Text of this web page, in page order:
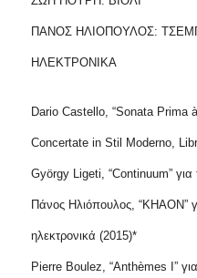
ΠΑΝΟΣ ΗΛΙΟΠΟΥΛΟΣ:
ΗΛΕΚΤΡΟΝΙΚΑ
Dario Castello, “Sonata Prima
Concertate in Stil Moderno,
György Ligeti, “Continuum”
Πάνος Ηλιόπουλος, “ΚΗΑΟΝ”
ηλεκτρονικά (2015)*
Pierre Boulez, “Anthèmes I”